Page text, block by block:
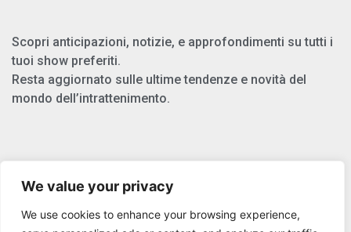
We value your privacy
We use cookies to enhance your browsing experience,
Scopri anticipazioni, notizie, e approfondimenti su tutti i
tuoi show preferiti.
Resta aggiornato sulle ultime tendenze e novità del
mondo dell’intrattenimento.
Privacy Policy
Cookie Policy